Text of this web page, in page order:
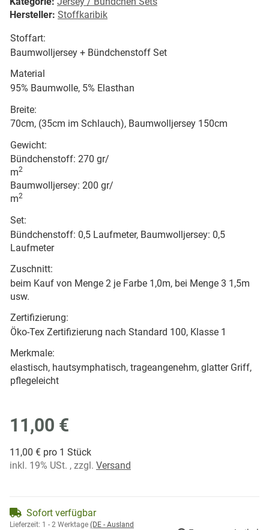
Hersteller: Stoffkaribik
Stoffart:
Baumwolljersey + Bündchenstoff Set
Material
95% Baumwolle, 5% Elasthan
Breite:
70cm, (35cm im Schlauch), Baumwolljersey 150cm
Gewicht:
Bündchenstoff: 270 gr/
m2
Baumwolljersey: 200 gr/
m2
Set:
Bündchenstoff: 0,5 Laufmeter, Baumwolljersey: 0,5
Laufmeter
Zuschnitt:
beim Kauf von Menge 2 je Farbe 1,0m, bei Menge 3 1,5m
usw.
Zertifizierung:
Öko-Tex Zertifizierung nach Standard 100, Klasse 1
Merkmale:
elastisch, hautsymphatisch, trageangenehm, glatter Griff,
pflegeleicht
11,00 €
11,00 € pro 1 Stück
inkl. 19% USt. , zzgl. Versand
Sofort verfügbar
Lieferzeit: 1 - 2 Werktage (DE - Ausland